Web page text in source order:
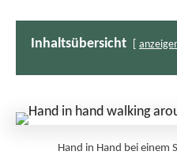
Inhaltsübersicht
Hand in Hand bei einem